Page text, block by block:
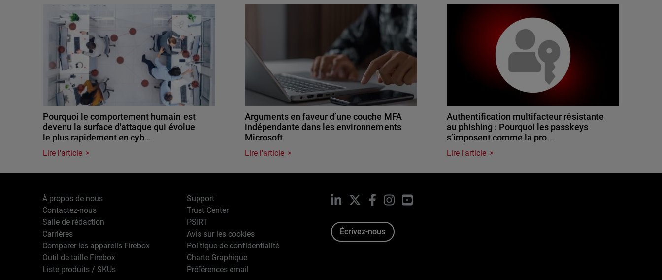
Pourquoi le comportement humain est
devenu la surface d'attaque qui évolue
le plus rapidement en cyb…
Lire l'article
Arguments en faveur d’une couche MFA
indépendante dans les environnements
Microsoft
Lire l'article
Authentification multifacteur résistante
au phishing : Pourquoi les passkeys
s’imposent comme la pro…
Lire l'article
À propos de nous
Contactez-nous
Salle de rédaction
Carrières
Comparer les appareils Firebox
Outil de taille Firebox
Liste produits / SKUs
Support
Trust Center
PSIRT
Avis sur les cookies
Politique de confidentialité
Charte Graphique
Préférences email
LinkedIn Facebook
InstagramYouTube
Écrivez-nous